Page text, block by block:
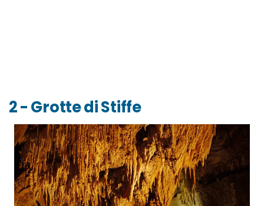
2 - Grotte di Stiffe